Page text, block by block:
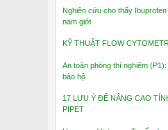
Nghiên cứu cho thấy
nam giới
KỸ THUẬT FLOW
An toàn phòng thí nghiệm
bảo hộ
17 LƯU Ý ĐỂ NÂNG CAO
PIPET